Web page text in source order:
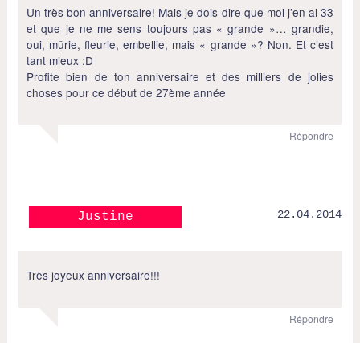
Un très bon anniversaire! Mais je dois dire que moi j’en ai 33
et que je ne me sens toujours pas « grande »… grandie,
oui, mûrie, fleurie, embellie, mais « grande »? Non. Et c’est
tant mieux :D
Profite bien de ton anniversaire et des milliers de jolies
choses pour ce début de 27ème année
Répondre
Justine 22.04.2014
Très joyeux anniversaire!!!
Répondre